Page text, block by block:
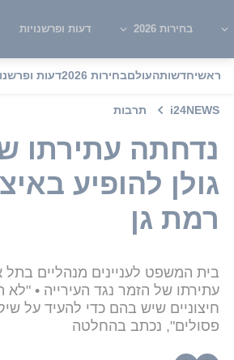
בחירות 2026 דעות ופרשנויות
ראשיחדשותהעולםבחירות 2026 דעות
i24NEWS תרבות
נדחתה עתירתו
גולן להופיע
רמת גן
בית המשפט לעניינים מנהליים
עתירתו של הזמר נגד העירייה • "לא
חיצוניים שיש בהם כדי להעיד על
פסולים", נכתב בהחלטה